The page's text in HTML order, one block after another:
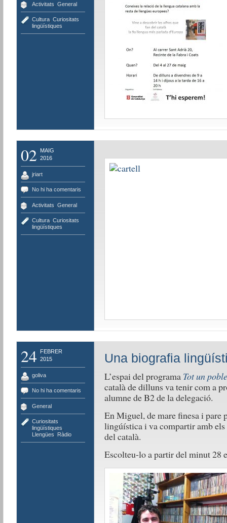
Activitats General
Cultura, Curiositats
lingüístiques
02
MAIG
2016
jriart
No hi ha comentaris
Activitats General
Cultura, Curiositats
lingüístiques
24
FEBRER
2015
goliva
No hi ha comentaris
General
Curiositats
lingüístiques
Llengües
Ràdio
Una biografia
L’espai del programa Tot un poble
català de dilluns va tenir com a
alumne de B2 de la delegació.
En Miguel, de mare finesa i pare
lingúística i va compartir amb els
del català.
Escolteu-lo a partir del minut 28